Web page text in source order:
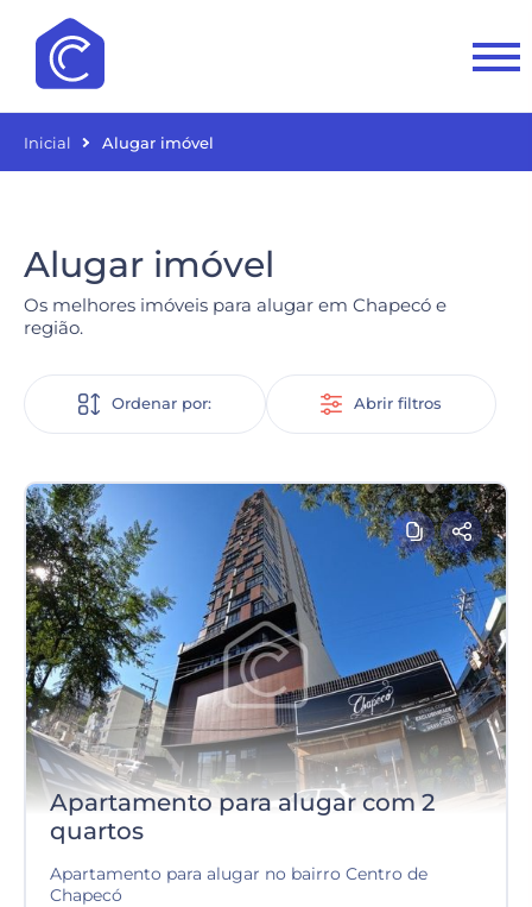
Inicial Alugar imóvel
Alugar imóvel
Os melhores imóveis para alugar em Chapecó e
região.
Ordenar por: Abrir filtros
Apartamento para alugar com 2
quartos
Apartamento para alugar no bairro Centro de
Chapecó